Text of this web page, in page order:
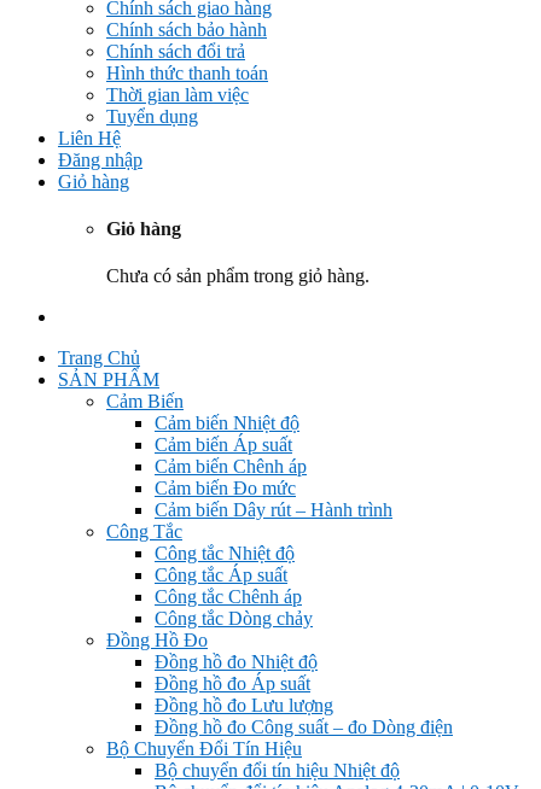
Chính sách giao hàng
Chính sách bảo hành
Chính sách đổi trả
Hình thức thanh toán
Thời gian làm việc
Tuyển dụng
Liên Hệ
Đăng nhập
Giỏ hàng
Giỏ hàng
Chưa có sản phẩm trong giỏ hàng.
Trang Chủ
SẢN PHẨM
Cảm Biến
Cảm biến Nhiệt độ
Cảm biến Áp suất
Cảm biến Chênh áp
Cảm biến Đo mức
Cảm biến Dây rút – Hành trình
Công Tắc
Công tắc Nhiệt độ
Công tắc Áp suất
Công tắc Chênh áp
Công tắc Dòng chảy
Đồng Hồ Đo
Đồng hồ đo Nhiệt độ
Đồng hồ đo Áp suất
Đồng hồ đo Lưu lượng
Đồng hồ đo Công suất – đo Dòng điện
Bộ Chuyển Đổi Tín Hiệu
Bộ chuyển đổi tín hiệu Nhiệt độ